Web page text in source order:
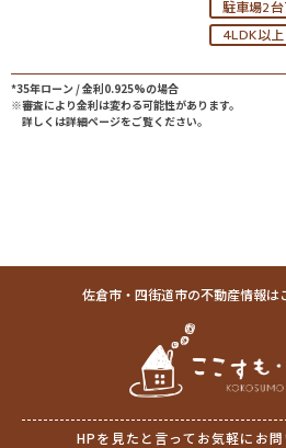
駐車場2
4LDK以上
*35年ローン / 金利0.925%の場合
※審査により金利は変わる可能性があります。
詳しくは詳細ページをご覧ください。
佐倉市・四街道市の不動産情報は
HPを見たと言ってお気軽にお問